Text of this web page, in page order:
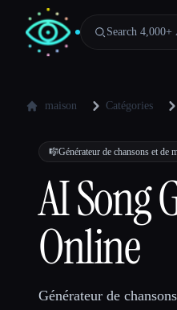
Search
maison Catégories
🎼Générateur de chansons et de
AI Song
Online
Générateur de